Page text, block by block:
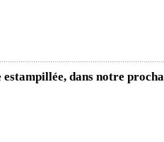
dans notre